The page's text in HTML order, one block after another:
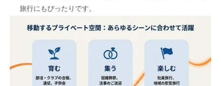
旅行にもぴったりです。